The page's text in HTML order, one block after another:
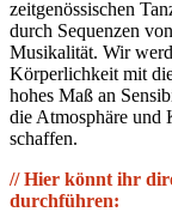
zeitgenössischen
durch Sequenzen
Musikalität. Wir
Körperlichkeit mit
hohes Maß an
die Atmosphäre und
schaffen.
// Hier könnt ihr
durchführen: